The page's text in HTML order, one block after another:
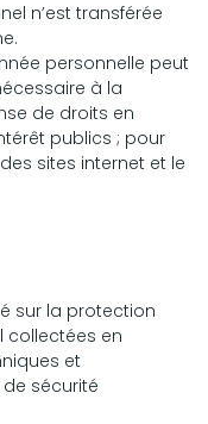
n’est transférée
personnelle peut
à la
de droits en
publics ; pour
sites internet et le
sur la protection
collectées en
et
sécurité